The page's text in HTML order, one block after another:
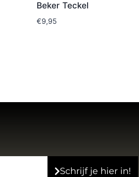
Beker Teckel
€9,95
Schrijf je hier in!